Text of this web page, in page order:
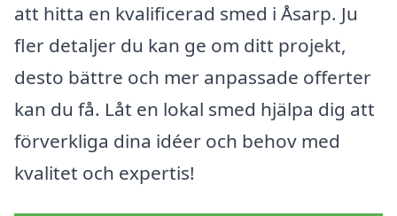
att hitta en kvalificerad smed i Åsarp. Ju
fler detaljer du kan ge om ditt projekt,
desto bättre och mer anpassade offerter
kan du få. Låt en lokal smed hjälpa dig att
förverkliga dina idéer och behov med
kvalitet och expertis!